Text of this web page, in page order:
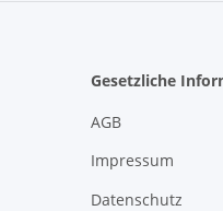
Gesetzliche
AGB
Impressum
Datenschutz